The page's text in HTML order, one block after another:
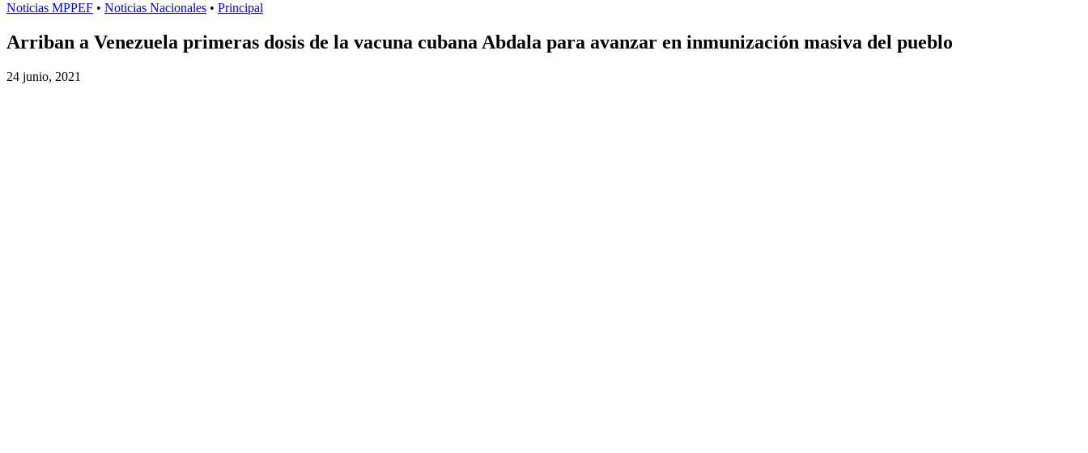
Noticias MPPEF • Noticias Nacionales • Principal
Arriban a Venezuela primeras dosis de la vacuna cubana Abdala para avanzar en inmunización masiva del pueblo
24 junio, 2021